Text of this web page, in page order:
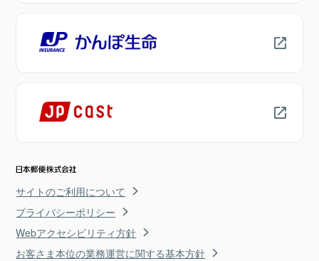
サイトのご利用について
プライバシーポリシー
Webアクセシビリティ方針
お客さま本位の業務運営に関する基本方針